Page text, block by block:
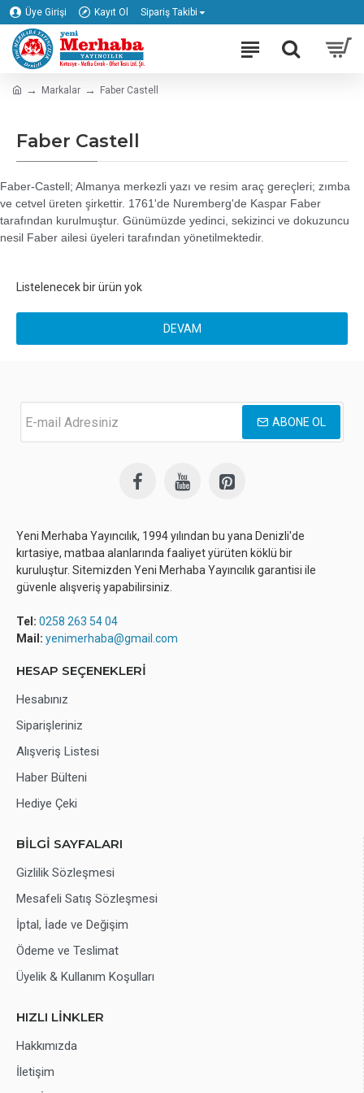
Üye Girişi Kayıt Ol Sipariş Takibi
Markalar Faber Castell
Faber Castell
Faber-Castell; Almanya merkezli yazı ve resim araç gereçleri; zımba
ve cetvel üreten şirkettir. 1761'de Nuremberg'de Kaspar Faber
tarafından kurulmuştur. Günümüzde yedinci, sekizinci ve dokuzuncu
nesil Faber ailesi üyeleri tarafından yönetilmektedir.
Listelenecek bir ürün yok
DEVAM
ABONE OL
Yeni Merhaba Yayıncılık, 1994 yılından bu yana Denizli'de
kırtasiye, matbaa alanlarında faaliyet yürüten köklü bir
kuruluştur. Sitemizden Yeni Merhaba Yayıncılık garantisi ile
güvenle alışveriş yapabilirsiniz.
Tel: 0258 263 54 04
Mail: yenimerhaba@gmail.com
HESAP SEÇENEKLERİ
Hesabınız
Siparişleriniz
Alışveriş Listesi
Haber Bülteni
Hediye Çeki
BİLGİ SAYFALARI
Gizlilik Sözleşmesi
Mesafeli Satış Sözleşmesi
İptal, İade ve Değişim
Ödeme ve Teslimat
Üyelik & Kullanım Koşulları
HIZLI LİNKLER
Hakkımızda
İletişim